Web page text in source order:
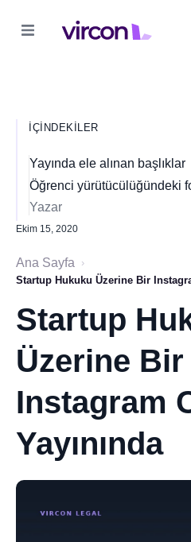
İÇINDEKILER
Yayında ele alınan başlıklar
Öğrenci yürütücülüğündeki
Yazar
Ekim 15, 2020
Ana Sayfa
›
Startup Hukuku Üzerine Bir
Startup
Üzerine Bir
Instagram
Yayınında